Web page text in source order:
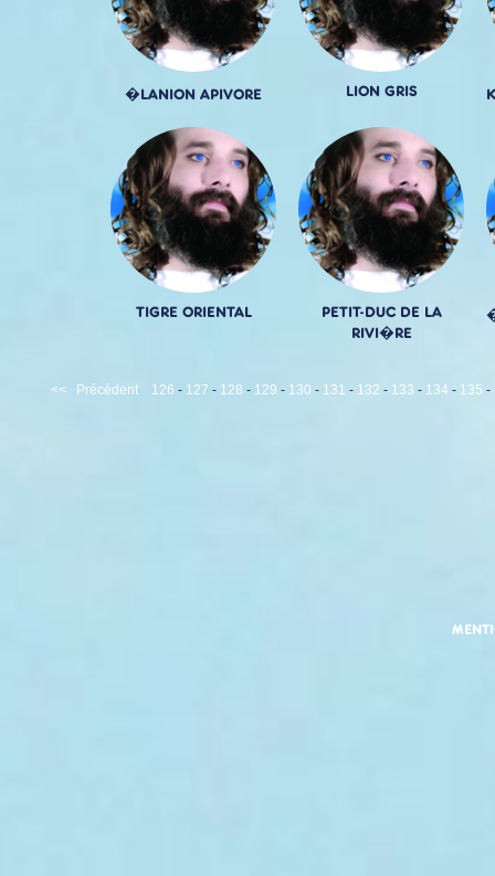
�LANION APIVORE LION GRIS
TIGRE ORIENTAL
PETIT-DUC DE LA
RIVI�RE
<< Précédent 126 - 127 - 128 - 129 - 130 - 131 - 132 - 133 - 134 - 135 -